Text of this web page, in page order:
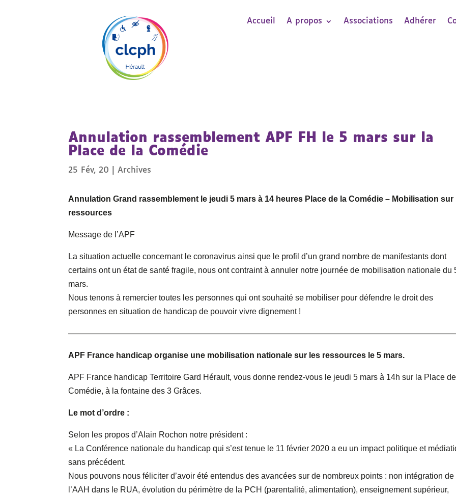
Accueil A propos Associations Adhérer
Annulation rassemblement APF FH le 5 mars sur la
Place de la Comédie
25 Fév, 20 |Archives
Annulation Grand rassemblement le jeudi 5 mars à 14 heures Place de la Comédie – Mobilisation sur
ressources
Message de l’APF
La situation actuelle concernant le coronavirus ainsi que le profil d’un grand nombre de manifestants dont
certains ont un état de santé fragile, nous ont contraint à annuler notre journée de mobilisation nationale du
mars.
Nous tenons à remercier toutes les personnes qui ont souhaité se mobiliser pour défendre le droit des
personnes en situation de handicap de pouvoir vivre dignement !
APF France handicap organise une mobilisation nationale sur les ressources le 5 mars.
APF France handicap Territoire Gard Hérault, vous donne rendez-vous le jeudi 5 mars à 14h sur la Place
Comédie, à la fontaine des 3 Grâces.
Le mot d’ordre :
Selon les propos d’Alain Rochon notre président :
« La Conférence nationale du handicap qui s’est tenue le 11 février 2020 a eu un impact politique et
sans précédent.
Nous pouvons nous féliciter d’avoir été entendus des avancées sur de nombreux points : non intégration de
l’AAH dans le RUA, évolution du périmètre de la PCH (parentalité, alimentation), enseignement supérieur,